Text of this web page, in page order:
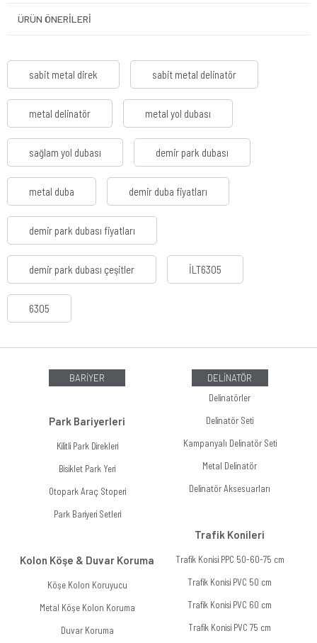
ÜRÜN ÖNERILERI
sabit metal direk sabit metal delinatör
metal delinatör metal yol dubası
sağlam yol dubası demir park dubası
metal duba demir duba fiyatları
demir park dubası fiyatları
demir park dubası çeşitler İLT6305
6305
BARİYER
Park Bariyerleri
Kilitli Park Direkleri
Bisiklet Park Yeri
Otopark Araç Stoperi
Park Bariyeri Setleri
Kolon Köşe & Duvar Koruma
Köşe Kolon Koruyucu
Metal Köşe Kolon Koruma
Duvar Koruma
DELİNATÖR
Delinatörler
Delinatör Seti
Kampanyalı Delinatör Seti
Metal Delinatör
Delinatör Aksesuarları
Trafik Konileri
Trafik Konisi PPC 50-60-75 cm
Trafik Konisi PVC 50 cm
Trafik Konisi PVC 60 cm
Trafik Konisi PVC 75 cm